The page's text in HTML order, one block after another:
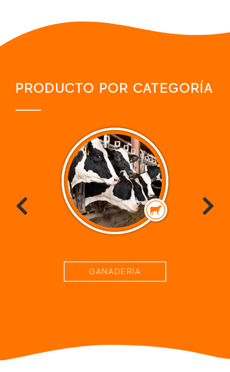
PRODUCTO POR CATEGORÍA
GANADERÍA